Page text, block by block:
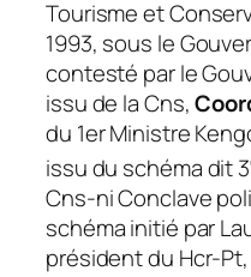
Tourisme et
1993, sous le
contesté par le
issu de la Cns,
du 1er Ministre
issu du schéma dit 3
Cns-ni Conclave
schéma initié par
président du Hcr-